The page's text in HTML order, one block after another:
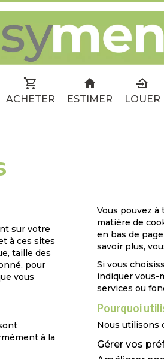
ACHETER ESTIMER LOUER
sur votre
à ces sites
taille des
pour
vous
à la
Vous pouvez
matière de
en bas de
savoir plus,
Si vous
indiquer vous-
services ou
Pourquoi
Nous utilisons
Gérer vos